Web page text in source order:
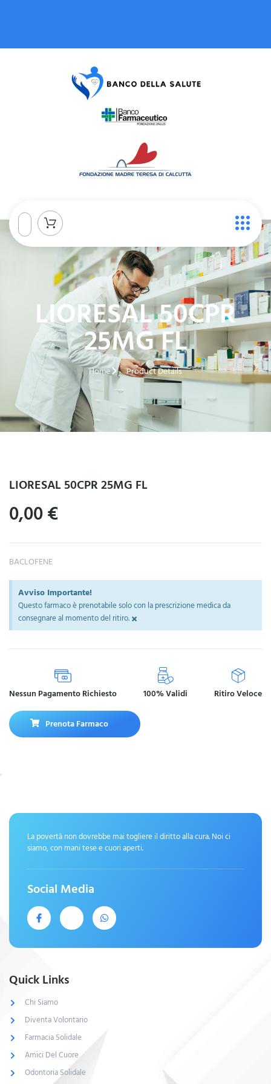
LIORESAL 50CPR
25MG FL
Home Product Details
LIORESAL 50CPR 25MG FL
0,00€
BACLOFENE
Avviso Importante!
Questo farmaco è prenotabile solo con la prescrizione medica da
consegnare al momento del ritiro.×
Nessun Pagamento Richiesto 100% Validi Ritiro Veloce
Prenota Farmaco
La povertà non dovrebbe mai togliere il diritto alla cura. Noi ci
siamo, con mani tese e cuori aperti.
Social Media
Quick Links
Chi Siamo
Diventa Volontario
Farmacia Solidale
Amici Del Cuore
Odontoria Solidale